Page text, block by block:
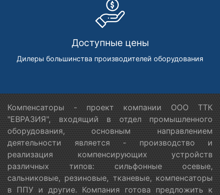
Доступные цены
Дилеры большинства производителей оборудования
Компенсаторы - проект компании ООО ТТК
"ЕВРАЗИЯ", входящий в отдел промышленного
оборудования, основным направлением
деятельности является - производство и
реализация компенсирующих устройств
различных типов: сильфонные осевые,
сальниковые, резиновые, тканевые, компенсаторы
в ППУ и другие. Компания готова предложить к